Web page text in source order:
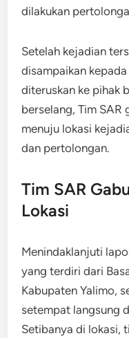
dilakukan
Setelah kejadian
disampaikan
diteruskan ke pihak
berselang, Tim SAR
menuju lokasi
dan pertolongan.
Tim SAR
Lokasi
Menindaklanjuti
yang terdiri dari
Kabupaten Yalimo,
setempat langsung
Setibanya di lokasi,